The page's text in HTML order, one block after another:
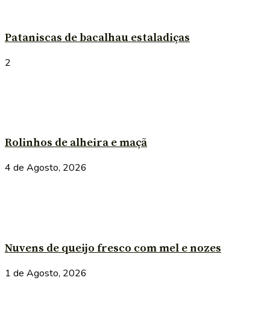
Pataniscas de bacalhau estaladiças
2
Rolinhos de alheira e maçã
4 de Agosto, 2026
Nuvens de queijo fresco com mel e nozes
1 de Agosto, 2026